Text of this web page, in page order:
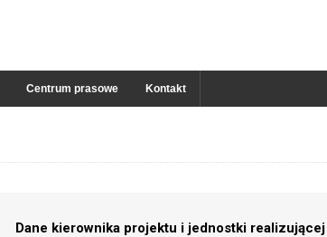
Centrum prasowe Kontakt
Dane kierownika projektu i jednostki realizującej